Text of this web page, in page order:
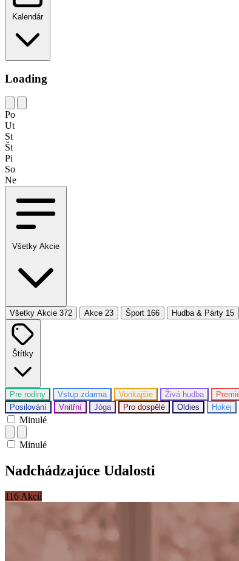
Kalendár
Loading
Po
Ut
St
Št
Pi
So
Ne
Všetky Akcie
Všetky Akcie 372 Akce 23 Šport 166 Hudba & Párty 15
Štítky
Pre rodiny Vstup zdarma Vonkajšie Živá hudba
Posilování
Vnitřní Jóga Pro dospělé Oldies Hokej
Minulé
Minulé
Nadchádzajúce Udalosti
116 Akcií